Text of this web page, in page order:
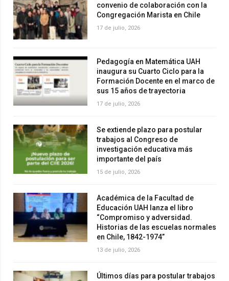
convenio de colaboración con la
Congregación Marista en Chile
17 de julio, 2026
Pedagogía en Matemática UAH
inaugura su Cuarto Ciclo para la
Formación Docente en el marco de
sus 15 años de trayectoria
17 de julio, 2026
Se extiende plazo para postular
trabajos al Congreso de
investigación educativa más
importante del país
15 de julio, 2026
Académica de la Facultad de
Educación UAH lanza el libro
“Compromiso y adversidad.
Historias de las escuelas normales
en Chile, 1842-1974”
13 de julio, 2026
Últimos días para postular trabajos